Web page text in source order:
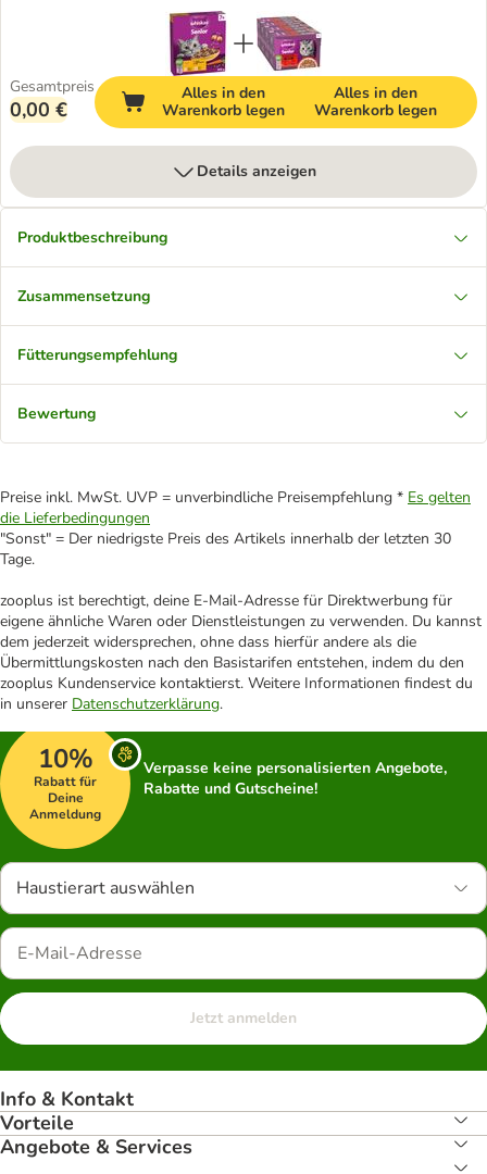
Gesamtpreis
0,00 €
Alles in den
Warenkorb legen
Alles in den
Warenkorb legen
Details anzeigen
Produktbeschreibung
Zusammensetzung
Fütterungsempfehlung
Bewertung
Preise inkl. MwSt. UVP = unverbindliche Preisempfehlung * Es gelten
die Lieferbedingungen
"Sonst" = Der niedrigste Preis des Artikels innerhalb der letzten 30
Tage.
zooplus ist berechtigt, deine E-Mail-Adresse für Direktwerbung für
eigene ähnliche Waren oder Dienstleistungen zu verwenden. Du kannst
dem jederzeit widersprechen, ohne dass hierfür andere als die
Übermittlungskosten nach den Basistarifen entstehen, indem du den
zooplus Kundenservice kontaktierst. Weitere Informationen findest du
in unserer Datenschutzerklärung.
10%
Rabatt für
Deine
Anmeldung
Verpasse keine personalisierten Angebote,
Rabatte und Gutscheine!
Haustierart auswählen
Jetzt anmelden
Info & Kontakt
Vorteile
Angebote & Services